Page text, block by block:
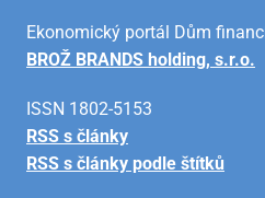
Ekonomický portál Dům
BROŽ BRANDS holding, s.r.o.
ISSN 1802-5153
RSS s články
RSS s články podle štítků